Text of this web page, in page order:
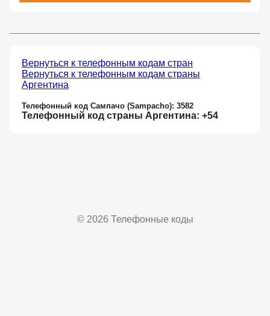
Вернуться к телефонным кодам стран
Вернуться к телефонным кодам страны
Аргентина
Телефонный код Сампачо (Sampacho): 3582
Телефонный код страны Аргентина: +54
© 2026 Телефонные коды